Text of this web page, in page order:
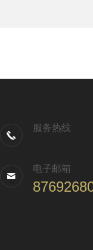
服务热线
电子邮箱